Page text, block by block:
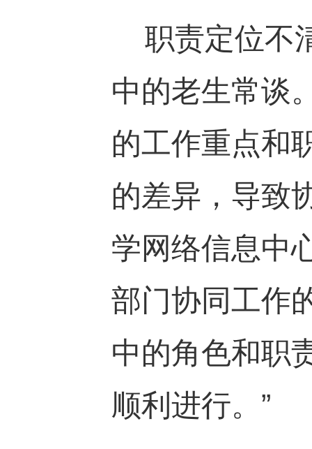
职责定位不
中的老生常谈
的工作重点和
的差异，导致
学网络信息中
部门协同工作
中的角色和职
顺利进行。”